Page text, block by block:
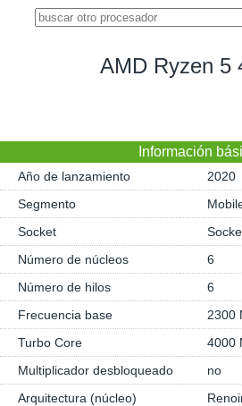
AMD Ryzen 5
Información
Año de lanzamiento
2020
Segmento
Socket
Número de núcleos
6
Número de hilos
6
Frecuencia base
2300
Turbo Core
4000
Multiplicador desbloqueado
no
Arquitectura (núcleo)